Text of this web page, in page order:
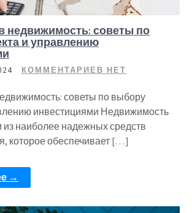
недвижимость: советы по
и управлению
КОММЕНТАРИЕВ НЕТ
советы по выбору
инвестициями Недвижимость
из наиболее надежных средств
которое обеспечивает […]
→